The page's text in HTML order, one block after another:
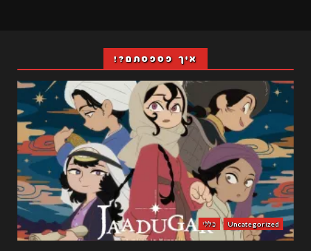
איך פספסתם?!
Uncategorized כללי